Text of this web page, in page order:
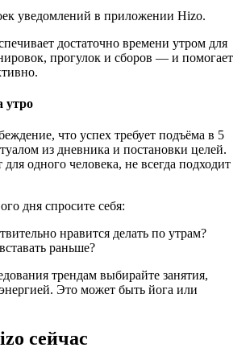
уведомлений в приложении Hizo.
достаточно времени утром для
прогулок и сборов — и помогает
утро
что успех требует подъёма в 5
из дневника и постановки целей.
для одного человека, не всегда подходит
дня спросите себя:
нравится делать по утрам?
раньше?
трендам выбирайте занятия,
Это может быть йога или
сейчас